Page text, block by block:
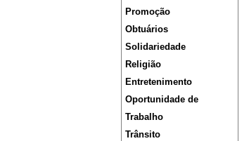
Promoção
Obtuários
Solidariedade
Religião
Entretenimento
Oportunidade de
Trabalho
Trânsito